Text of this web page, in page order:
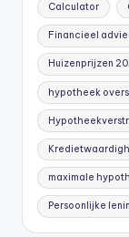
Calculator
Financieel
Huizenprijzen
hypotheek
maximale
Persoonlijke